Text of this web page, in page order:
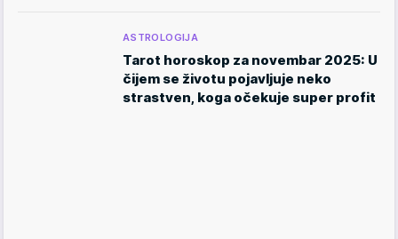
ASTROLOGIJA
Tarot horoskop za novembar 2025: U
čijem se životu pojavljuje neko
strastven, koga očekuje super profit